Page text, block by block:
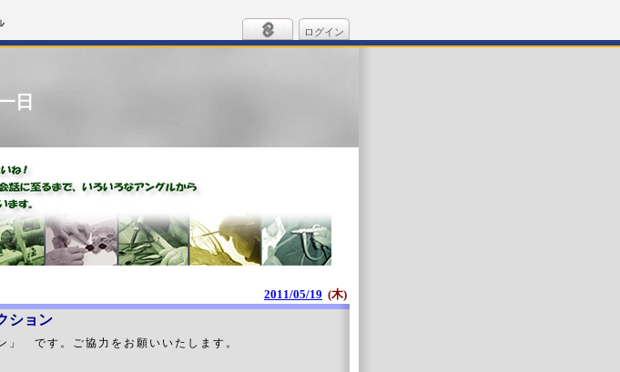
ログイン
日
2011/05/19 (木)
ション
です。ご協力をお願いいたします。